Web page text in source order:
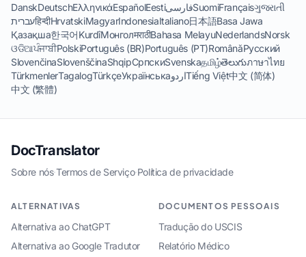
DanskDeutschΕλληνικάEspañolEestiفارسیSuomiFrançaisગુજરાતી
עבריתहिन्दीHrvatskiMagyarIndonesiaItaliano日本語Basa Jawa
Қазақша한국어KurdîМонголमराठीBahasa MelayuNederlandsNorsk
ଓଡିଆਪੰਜਾਬੀPolskiPortuguês (BR)Português (PT)RomânăРусский
SlovenčinaSlovenščinaShqipСрпскиSvenskaதமிழ்తెలుగుภาษาไทย
TürkmenlerTagalogTürkçeУкраїнськаاردوTiếng Việt中文 (简体)
中文 (繁體)
DocTranslator
Sobre nós·Termos de Serviço·Política de privacidade
ALTERNATIVAS
Alternativa ao ChatGPT
Alternativa ao Google Tradutor
DOCUMENTOS PESSOAIS
Tradução do USCIS
Relatório Médico